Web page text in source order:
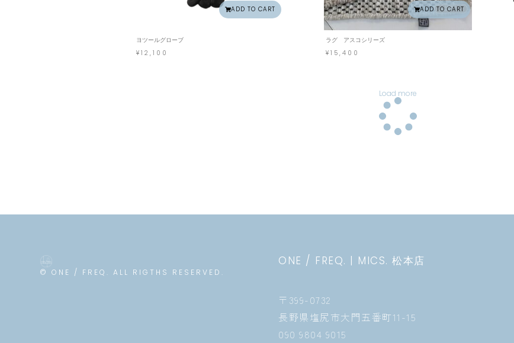
ADD TO CART
ヨツールグローブ
¥ 12,100
ADD TO CART
ラグ アスコシリーズ
¥ 15,400
Load more
© ONE / FREQ. ALL RIGTHS RESERVED.
ONE / FREQ. | MICS. 松本店
〒399-0732
長野県塩尻市大門五番町11-15
090 9804 9015